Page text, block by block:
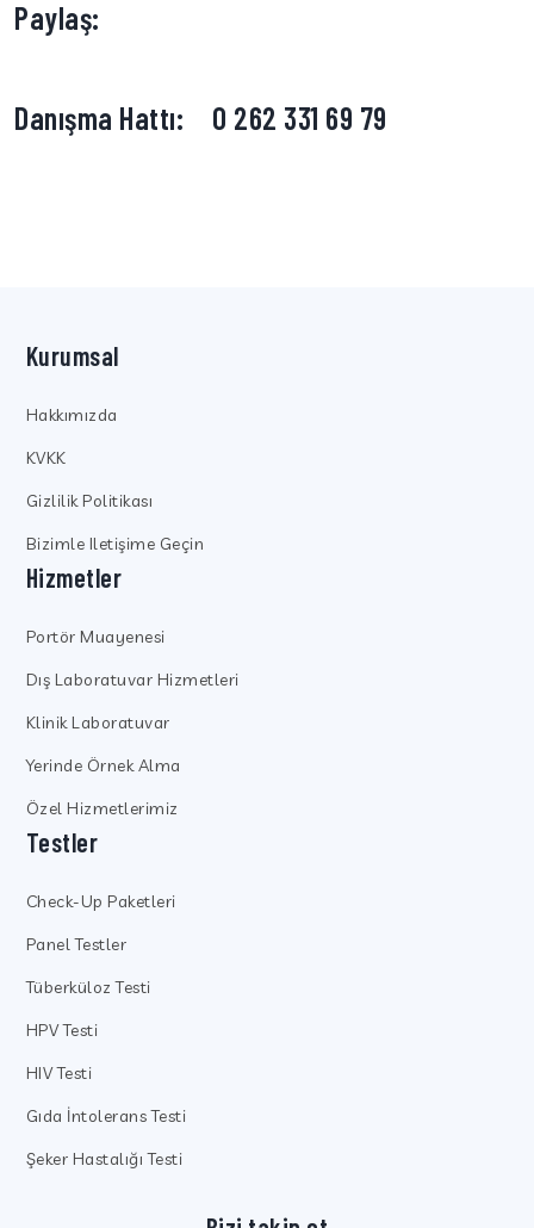
Paylaş:
Danışma Hattı: 0 262 331 69 79
Kurumsal
Hakkımızda
KVKK
Gizlilik Politikası
Bizimle Iletişime Geçin
Hizmetler
Portör Muayenesi
Dış Laboratuvar Hizmetleri
Klinik Laboratuvar
Yerinde Örnek Alma
Özel Hizmetlerimiz
Testler
Check-Up Paketleri
Panel Testler
Tüberküloz Testi
HPV Testi
HIV Testi
Gıda İntolerans Testi
Şeker Hastalığı Testi